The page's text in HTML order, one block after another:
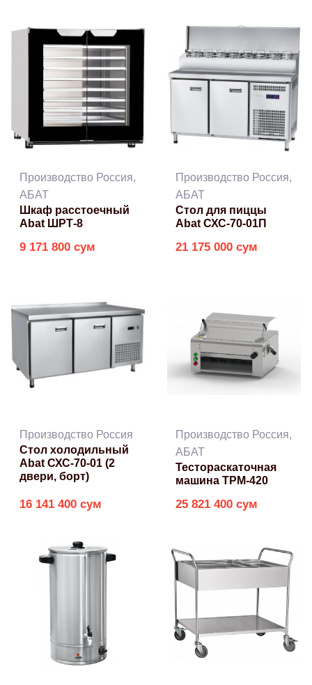
Производство Россия,
АБАТ
Шкаф расстоечный
Abat ШРТ-8
9 171 800 сум
Производство Россия,
АБАТ
Стол для пиццы
Abat СХС-70-01П
21 175 000 сум
Производство Россия
Стол холодильный
Abat СХС-70-01 (2
двери, борт)
16 141 400 сум
Производство Россия,
АБАТ
Тестораскаточная
машина ТРМ-420
25 821 400 сум